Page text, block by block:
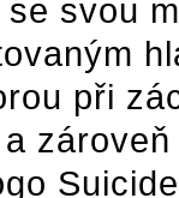
svou
při